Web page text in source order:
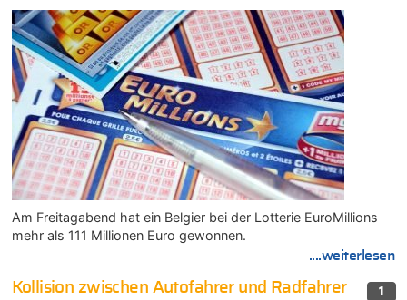
Am Freitagabend hat ein Belgier bei der Lotterie EuroMillions
mehr als 111 Millionen Euro gewonnen.
....weiterlesen
1
Kollision zwischen Autofahrer und Radfahrer